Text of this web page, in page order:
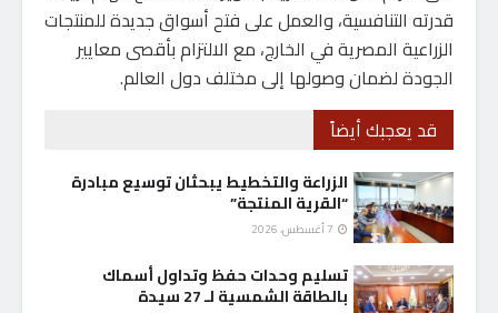
قدرته التنافسية، والعمل على فتح أسواق جديدة للمنتجات
الزراعية المصرية في الخارج، مع الالتزام بأقصى معايير
الجودة لضمان وصولها إلى مختلف دول العالم.
قد يعجبك أيضاً
الزراعة والتخطيط يبحثان توسيع مبادرة
“القرية المنتجة”
تسليم وحدات حفظ وتداول أسماك
بالطاقة الشمسية لـ 27 سيدة